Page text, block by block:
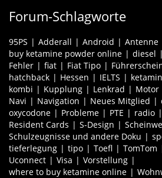
Forum-Schlagworte
95PS Adderall Android Antenne
buy ketamine powder online
diesel
Fehler
fiat Fiat Tipo
hatchback
Hessen IELTS
kombi
Kupplung Lenkrad Motor
Navi
Navigation Neues Mitglied
oxycodone
Probleme PTE radio
Resident Cards
S-Design
Schulzeugnisse und andere Doku
tieferlegung
tipo Toefl TomTom
Uconnect
Visa
Vorstellung
where to buy ketamine online